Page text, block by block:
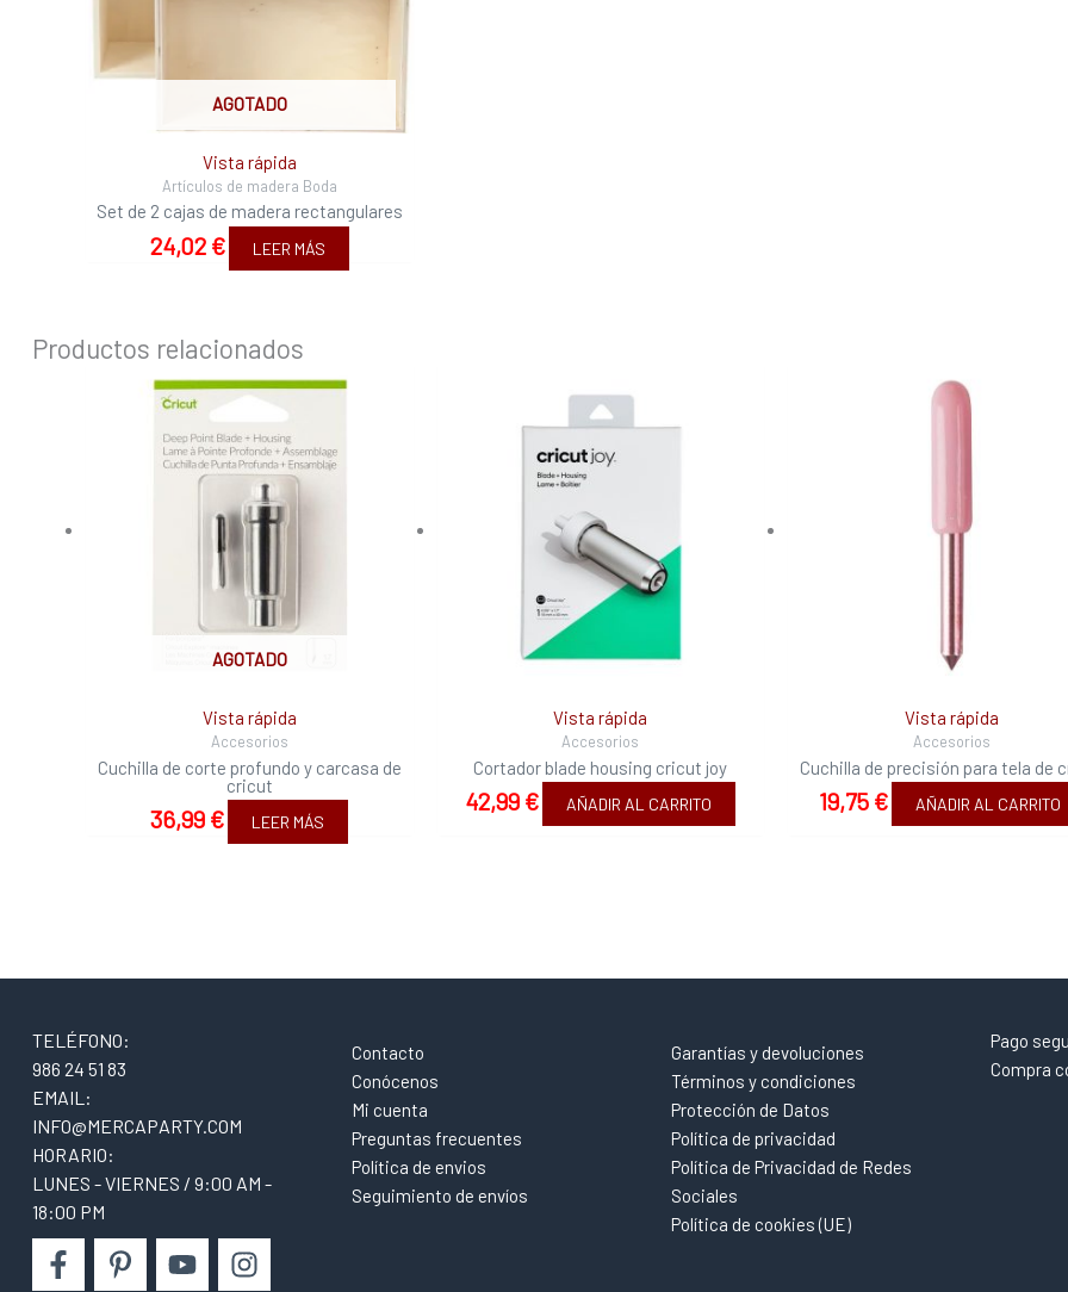
AGOTADO
Vista rápida
Artículos de madera Boda
Set de 2 cajas de madera rectangulares
24,02 € LEER MÁS
Productos relacionados
AGOTADO
Vista rápida
Accesorios
Cuchilla de corte profundo y carcasa de
cricut
36,99 € LEER MÁS
Vista rápida
Accesorios
Cortador blade housing cricut joy
42,99 € AÑADIR AL CARRITO
Vista rápida
Accesorios
Cuchilla de precisión para tela de
19,75 € AÑADIR AL CARRITO
TELÉFONO:
986 24 51 83
EMAIL:
INFO@MERCAPARTY.COM
HORARIO:
LUNES - VIERNES / 9:00 AM -
18:00 PM
Contacto
Conócenos
Mi cuenta
Preguntas frecuentes
Política de envios
Seguimiento de envíos
Garantías y devoluciones
Términos y condiciones
Protección de Datos
Política de privacidad
Política de Privacidad de Redes
Sociales
Política de cookies (UE)
Pago
Compra